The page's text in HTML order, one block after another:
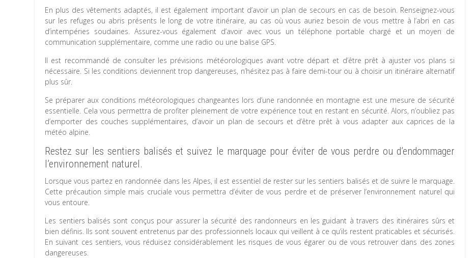
En plus des vêtements adaptés, il est également important d’avoir un plan de secours en cas de besoin. Renseignez-vous
sur les refuges ou abris présents le long de votre itinéraire, au cas où vous auriez besoin de vous mettre à l’abri en cas
d’intempéries soudaines. Assurez-vous également d’avoir avec vous un téléphone portable chargé et un moyen de
communication supplémentaire, comme une radio ou une balise GPS.
Il est recommandé de consulter les prévisions météorologiques avant votre départ et d’être prêt à ajuster vos plans si
nécessaire. Si les conditions deviennent trop dangereuses, n’hésitez pas à faire demi-tour ou à choisir un itinéraire alternatif
plus sûr.
Se préparer aux conditions météorologiques changeantes lors d’une randonnée en montagne est une mesure de sécurité
essentielle. Cela vous permettra de profiter pleinement de votre expérience tout en restant en sécurité. Alors, n’oubliez pas
d’emporter des couches supplémentaires, d’avoir un plan de secours et d’être prêt à vous adapter aux caprices de la
météo alpine.
Restez sur les sentiers balisés et suivez le marquage pour éviter de vous perdre ou d’endommager
l’environnement naturel.
Lorsque vous partez en randonnée dans les Alpes, il est essentiel de rester sur les sentiers balisés et de suivre le marquage.
Cette précaution simple mais cruciale vous permettra d’éviter de vous perdre et de préserver l’environnement naturel qui
vous entoure.
Les sentiers balisés sont conçus pour assurer la sécurité des randonneurs en les guidant à travers des itinéraires sûrs et
bien définis. Ils sont souvent entretenus par des professionnels locaux qui veillent à ce qu’ils restent praticables et sécurisés.
En suivant ces sentiers, vous réduisez considérablement les risques de vous égarer ou de vous retrouver dans des zones
dangereuses.